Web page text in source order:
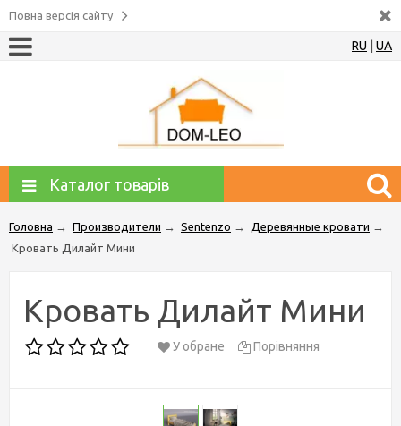
Повна версія сайту
RU UA
Каталог товарів
Головна → Производители → Sentenzo → Деревянные кровати →
Кровать Дилайт Мини
Кровать Дилайт Мини
У обране Порівняння